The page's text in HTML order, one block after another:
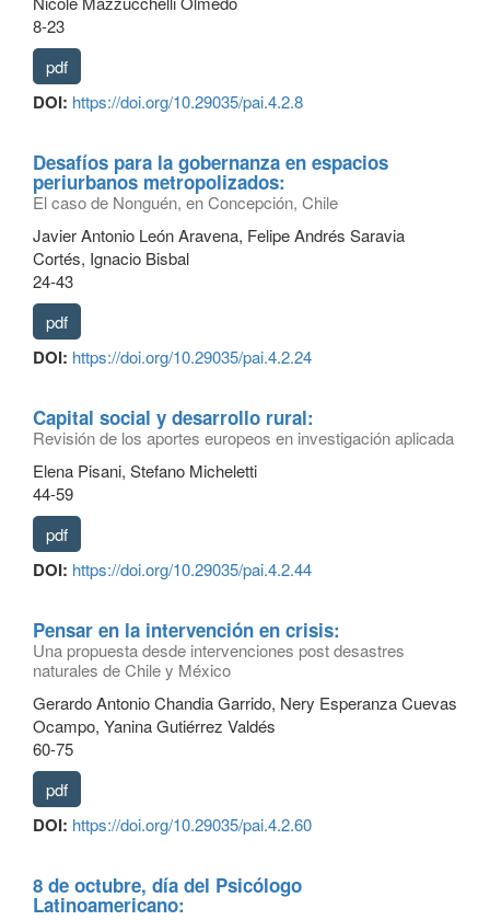
8-23
pdf
DOI: https://doi.org/10.29035/pai.4.2.8
Desafíos para la gobernanza en espacios
periurbanos metropolizados:
El caso de Nonguén, en Concepción, Chile
Javier Antonio León Aravena, Felipe Andrés Saravia
Cortés, Ignacio Bisbal
24-43
pdf
DOI: https://doi.org/10.29035/pai.4.2.24
Capital social y desarrollo rural:
Revisión de los aportes europeos en investigación aplicada
Elena Pisani, Stefano Micheletti
44-59
pdf
DOI: https://doi.org/10.29035/pai.4.2.44
Pensar en la intervención en crisis:
Una propuesta desde intervenciones post desastres
naturales de Chile y México
Gerardo Antonio Chandia Garrido, Nery Esperanza Cuevas
Ocampo, Yanina Gutiérrez Valdés
60-75
pdf
DOI: https://doi.org/10.29035/pai.4.2.60
8 de octubre, día del Psicólogo
Latinoamericano: